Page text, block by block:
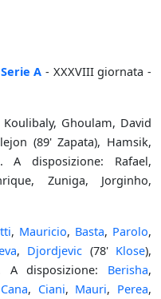
Serie A - XXXVIII giornata -
Ghoulam, David
(89' Zapata), Hamsik,
A disposizione: Rafael,
Zuniga, Jorginho,
, Mauricio, Basta, Parolo,
, Djordjevic (78' Klose),
A disposizione: Berisha,
Cana, Ciani, Mauri, Perea,